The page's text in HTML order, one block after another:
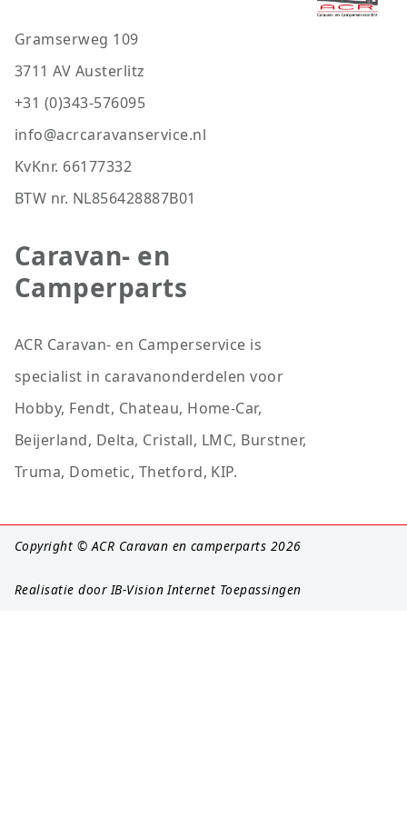
Gramserweg 109
3711 AV Austerlitz
+31 (0)343-576095
info@acrcaravanservice.nl
KvKnr. 66177332
BTW nr. NL856428887B01
Caravan- en
Camperparts
ACR Caravan- en Camperservice is
specialist in caravanonderdelen voor
Hobby, Fendt, Chateau, Home-Car,
Beijerland, Delta, Cristall, LMC, Burstner,
Truma, Dometic, Thetford, KIP.
Copyright © ACR Caravan en camperparts 2026
Realisatie door IB-Vision Internet Toepassingen